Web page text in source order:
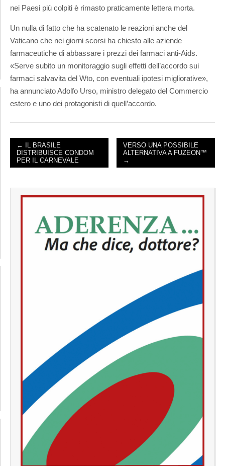
nei Paesi più colpiti è rimasto praticamente lettera morta.
Un nulla di fatto che ha scatenato le reazioni anche del
Vaticano che nei giorni scorsi ha chiesto alle aziende
farmaceutiche di abbassare i prezzi dei farmaci anti-Aids.
«Serve subito un monitoraggio sugli effetti dell’accordo sui
farmaci salvavita del Wto, con eventuali ipotesi migliorative»,
ha annunciato Adolfo Urso, ministro delegato del Commercio
estero e uno dei protagonisti di quell’accordo.
POST NAVIGATION
← IL BRASILE
DISTRIBUISCE CONDOM
PER IL CARNEVALE
VERSO UNA POSSIBILE
ALTERNATIVA A FUZEON™
→